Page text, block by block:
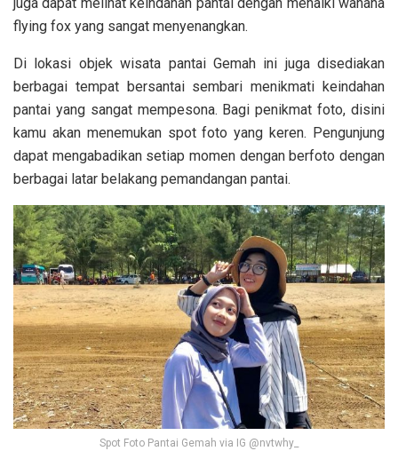
flying fox yang sangat menyenangkan.
Di lokasi objek wisata pantai Gemah ini juga disediakan
berbagai tempat bersantai sembari menikmati keindahan
pantai yang sangat mempesona. Bagi penikmat foto, disini
kamu akan menemukan spot foto yang keren. Pengunjung
dapat mengabadikan setiap momen dengan berfoto dengan
berbagai latar belakang pemandangan pantai.
Spot Foto Pantai Gemah via IG @nvtwhy_